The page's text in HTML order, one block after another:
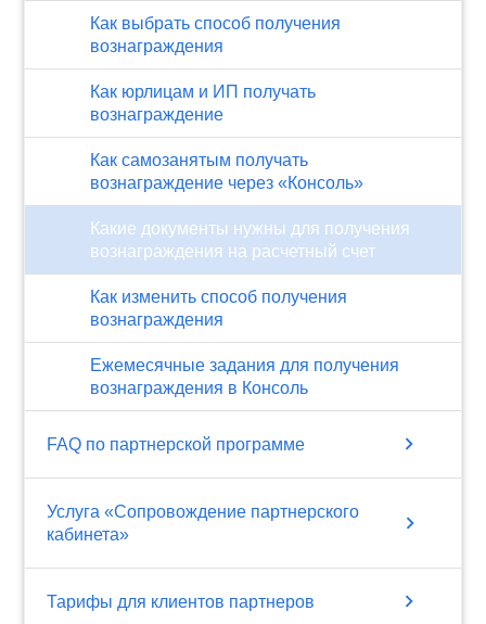
Как выбрать способ получения
вознаграждения
Как юрлицам и ИП получать
вознаграждение
Как самозанятым получать
вознаграждение через «Консоль»
Какие документы нужны для получения
вознаграждения на расчетный счет
Как изменить способ получения
вознаграждения
Ежемесячные задания для получения
вознаграждения в Консоль
FAQ по партнерской программе chevron_right
Услуга «Сопровождение партнерского
кабинета»
chevron_right
Тарифы для клиентов партнеров chevron_right